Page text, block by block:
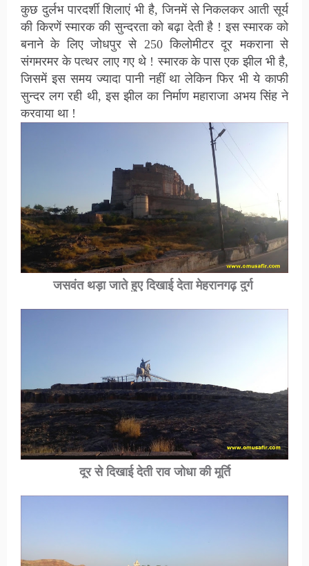
कुछ दुर्लभ पारदर्शी शिलाएं भी है, जिनमें से निकलकर आती सूर्य
की किरणें स्मारक की सुन्दरता को बढ़ा देती है ! इस स्मारक को
बनाने के लिए जोधपुर से 250 किलोमीटर दूर मकराना से
संगमरमर के पत्थर लाए गए थे ! स्मारक के पास एक झील भी है,
जिसमें इस समय ज्यादा पानी नहीं था लेकिन फिर भी ये काफी
सुन्दर लग रही थी, इस झील का निर्माण महाराजा अभय सिंह ने
करवाया था !
जसवंत थड़ा जाते हुए दिखाई देता मेहरानगढ़ दुर्ग
दूर से दिखाई देती राव जोधा की मूर्ति